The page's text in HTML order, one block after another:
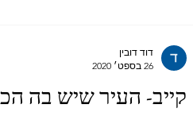
קייב- העיר שיש בה
דוד דובין
26 בספט׳ 2020